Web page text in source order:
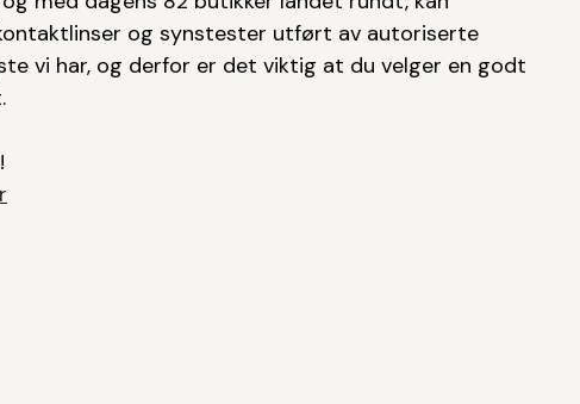
og synstester utført av autoriserte
vi har, og derfor er det viktig at du velger en godt